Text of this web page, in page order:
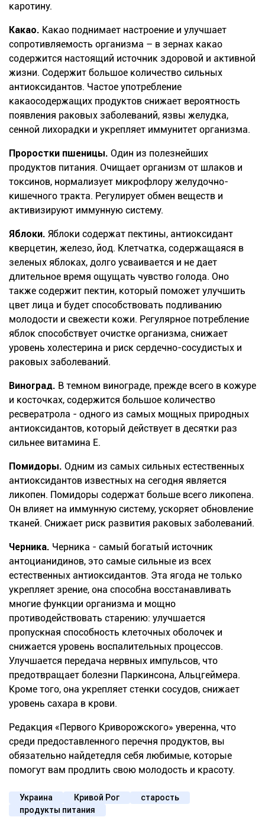
каротину.
Какао. Какао поднимает настроение и улучшает
сопротивляемость организма – в зернах какао
содержится настоящий источник здоровой и активной
жизни. Содержит большое количество сильных
антиоксидантов. Частое употребление
какаосодержащих продуктов снижает вероятность
появления раковых заболеваний, язвы желудка,
сенной лихорадки и укрепляет иммунитет организма.
Проростки пшеницы. Один из полезнейших
продуктов питания. Очищает организм от шлаков и
токсинов, нормализует микрофлору желудочно-
кишечного тракта. Регулирует обмен веществ и
активизируют иммунную систему.
Яблоки. Яблоки содержат пектины, антиоксидант
кверцетин, железо, йод. Клетчатка, содержащаяся в
зеленых яблоках, долго усваивается и не дает
длительное время ощущать чувство голода. Оно
также содержит пектин, который поможет улучшить
цвет лица и будет способствовать подливанию
молодости и свежести кожи. Регулярное потребление
яблок способствует очистке организма, снижает
уровень холестерина и риск сердечно-сосудистых и
раковых заболеваний.
Виноград. В темном винограде, прежде всего в кожуре
и косточках, содержится большое количество
ресвератрола - одного из самых мощных природных
антиоксидантов, который действует в десятки раз
сильнее витамина Е.
Помидоры. Одним из самых сильных естественных
антиоксидантов известных на сегодня является
ликопен. Помидоры содержат больше всего ликопена.
Он влияет на иммунную систему, ускоряет обновление
тканей. Снижает риск развития раковых заболеваний.
Черника. Черника - самый богатый источник
антоцианидинов, это самые сильные из всех
естественных антиоксидантов. Эта ягода не только
укрепляет зрение, она способна восстанавливать
многие функции организма и мощно
противодействовать старению: улучшается
пропускная способность клеточных оболочек и
снижается уровень воспалительных процессов.
Улучшается передача нервных импульсов, что
предотвращает болезни Паркинсона, Альцгеймера.
Кроме того, она укрепляет стенки сосудов, снижает
уровень сахара в крови.
Редакция «Первого Криворожского» уверенна, что
среди предоставленного перечня продуктов, вы
обязательно найдетедля себя любимые, которые
помогут вам продлить свою молодость и красоту.
Украина Кривой Рог
старость
продукты питания